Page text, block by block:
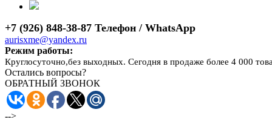
+7 (926) 848-38-87 Телефон / WhatsApp
aurisxme@yandex.ru
Режим работы:
Круглосуточно,без выходных. Сегодня в продаже более 4 000
Остались вопросы?
ОБРАТНЫЙ ЗВОНОК
-->